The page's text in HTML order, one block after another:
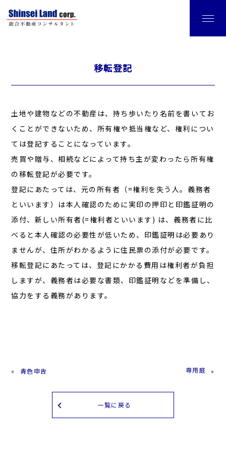
移転登記
土地や建物などの不動産は、持ち歩いたり名前を書いてお
くことができないため、所有権や抵当権など、権利につい
ては登記することになっています。
売買や贈与、相続などによって持ち主が変わったら所有権
の移転登記が必要です。
登記にあたっては、元の所有者（=権利を失う人。義務者
といいます）は本人確認のために実印の押印と印鑑証明の
添付、新しい所有者(=権利者といいます) は、義務者に比
べると本人確認の必要性が低いため、印鑑証明は必要あり
ませんが、住所がわかるように住民票の添付が必要です。
移転登記にあたっては、登記にかかる費用は権利者が負担
しますが、義務者は必要な書類、印鑑証明などを準備し、
協力をする義務があります。
青色申告
一覧に戻る
専用庭